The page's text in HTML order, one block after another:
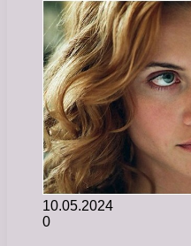
10.05.2024
0